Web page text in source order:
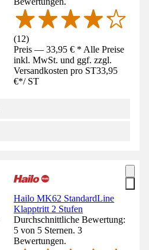
(12)
Preis — 33,95 € * Alle Preise
inkl. MwSt. und ggf. zzgl.
Versandkosten pro ST33,95
€*/ ST
Hailo MK62 StandardLine
Klapptritt 2 Stufen
Durchschnittliche Bewertung:
5 von 5 Sternen. 3
Bewertungen.